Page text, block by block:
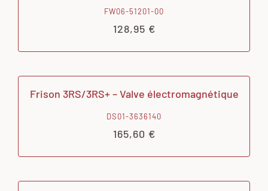
FW06-51201-00
128,95 €
Frison 3RS/3RS+ – Valve électromagnétique
DS01-3636140
165,60 €